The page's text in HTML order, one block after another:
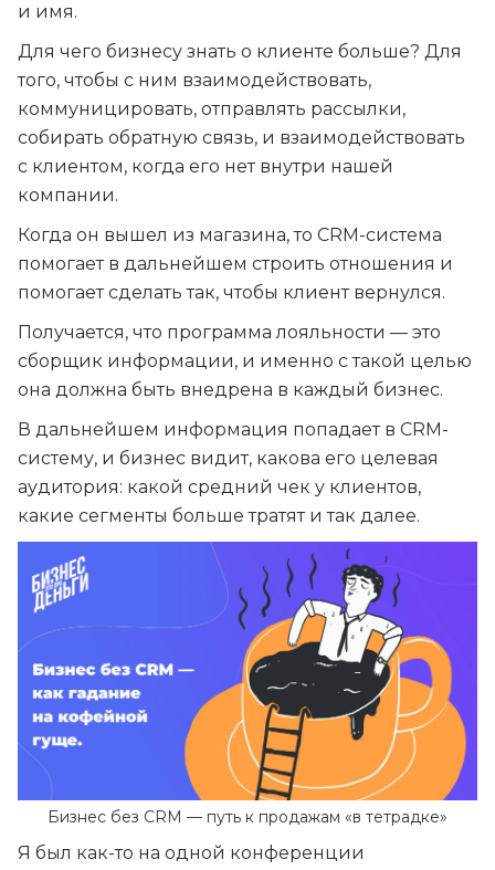
и имя.
Для чего бизнесу знать о клиенте больше? Для
того, чтобы с ним взаимодействовать,
коммуницировать, отправлять рассылки,
собирать обратную связь, и взаимодействовать
с клиентом, когда его нет внутри нашей
компании.
Когда он вышел из магазина, то CRM-система
помогает в дальнейшем строить отношения и
помогает сделать так, чтобы клиент вернулся.
Получается, что программа лояльности — это
сборщик информации, и именно с такой целью
она должна быть внедрена в каждый бизнес.
В дальнейшем информация попадает в CRM-
систему, и бизнес видит, какова его целевая
аудитория: какой средний чек у клиентов,
какие сегменты больше тратят и так далее.
Бизнес без CRM — путь к продажам «в тетрадке»
Я был как-то на одной конференции